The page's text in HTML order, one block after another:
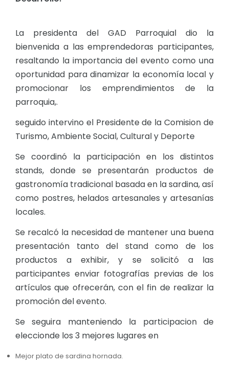
La presidenta del GAD Parroquial dio la
bienvenida a las emprendedoras participantes,
resaltando la importancia del evento como una
oportunidad para dinamizar la economía local y
promocionar los emprendimientos de la
parroquia,.
seguido intervino el Presidente de la Comision de
Turismo, Ambiente Social, Cultural y Deporte
Se coordinó la participación en los distintos
stands, donde se presentarán productos de
gastronomía tradicional basada en la sardina, así
como postres, helados artesanales y artesanías
locales.
Se recalcó la necesidad de mantener una buena
presentación tanto del stand como de los
productos a exhibir, y se solicitó a las
participantes enviar fotografías previas de los
artículos que ofrecerán, con el fin de realizar la
promoción del evento.
Se seguira manteniendo la participacion de
eleccionde los 3 mejores lugares en
Mejor plato de sardina hornada.